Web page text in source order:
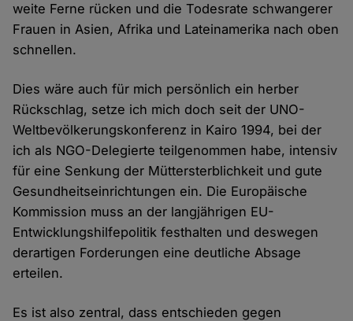
weite Ferne rücken und die Todesrate schwangerer
Frauen in Asien, Afrika und Lateinamerika nach oben
schnellen.
Dies wäre auch für mich persönlich ein herber
Rückschlag, setze ich mich doch seit der UNO-
Weltbevölkerungskonferenz in Kairo 1994, bei der
ich als NGO-Delegierte teilgenommen habe, intensiv
für eine Senkung der Müttersterblichkeit und gute
Gesundheitseinrichtungen ein. Die Europäische
Kommission muss an der langjährigen EU-
Entwicklungshilfepolitik festhalten und deswegen
derartigen Forderungen eine deutliche Absage
erteilen.
Es ist also zentral, dass entschieden gegen